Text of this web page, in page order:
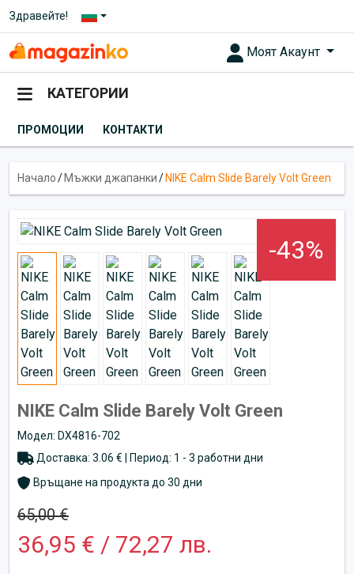
Здравейте!
Моят Акаунт
КАТЕГОРИИ
ПРОМОЦИИ КОНТАКТИ
Начало/ Мъжки джапанки/ NIKE Calm Slide Barely Volt Green
-43%
NIKE Calm Slide Barely Volt Green
Модел: DX4816-702
Доставка: 3.06 € | Период: 1 - 3 работни дни
Връщане на продукта до 30 дни
65,00 €
36,95 € / 72,27 лв.